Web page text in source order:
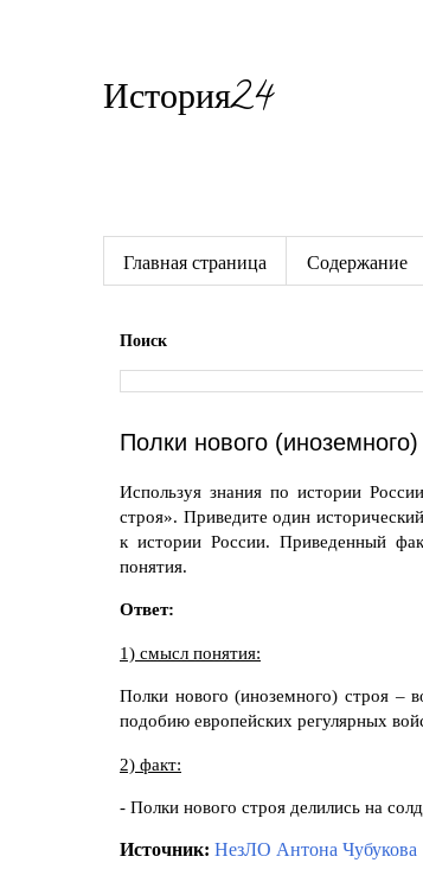
История24
Главная страница Содержание
Поиск
Полки нового (иноземного)
Используя знания по истории
строя». Приведите один
к истории России. Приведенный
понятия.
Ответ:
1) смысл понятия:
Полки нового (иноземного) строя –
подобию европейских регулярных
2) факт:
- Полки нового строя делились на
Источник: НезЛО Антона Чубукова